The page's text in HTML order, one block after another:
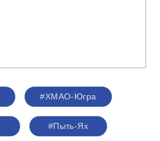
#ХМАО-Югра
#Пыть-Ях